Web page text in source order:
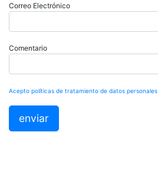
Correo Electrónico
Comentario
Acepto políticas de tratamiento de datos personales
enviar